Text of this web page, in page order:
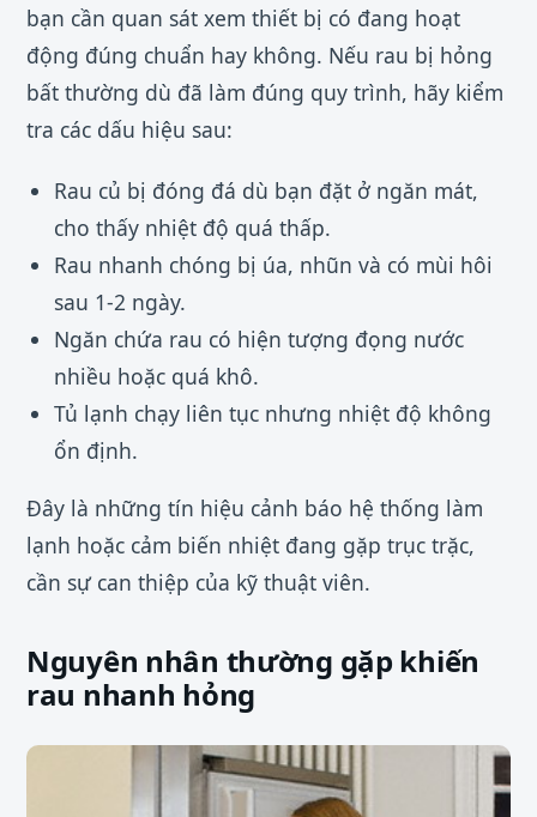
bạn cần quan sát xem thiết bị có đang hoạt
động đúng chuẩn hay không. Nếu rau bị hỏng
bất thường dù đã làm đúng quy trình, hãy kiểm
tra các dấu hiệu sau:
Rau củ bị đóng đá dù bạn đặt ở ngăn mát,
cho thấy nhiệt độ quá thấp.
Rau nhanh chóng bị úa, nhũn và có mùi hôi
sau 1-2 ngày.
Ngăn chứa rau có hiện tượng đọng nước
nhiều hoặc quá khô.
Tủ lạnh chạy liên tục nhưng nhiệt độ không
ổn định.
Đây là những tín hiệu cảnh báo hệ thống làm
lạnh hoặc cảm biến nhiệt đang gặp trục trặc,
cần sự can thiệp của kỹ thuật viên.
Nguyên nhân thường gặp khiến
rau nhanh hỏng